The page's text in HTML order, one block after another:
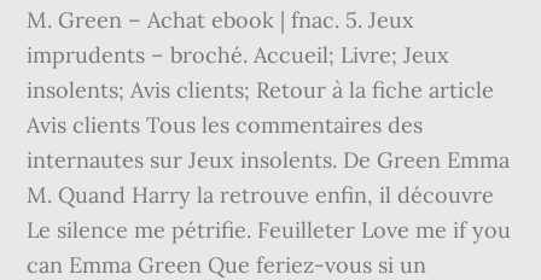
M. Green – Achat ebook | fnac. 5. Jeux
imprudents – broché. Accueil; Livre; Jeux
insolents; Avis clients; Retour à la fiche article
Avis clients Tous les commentaires des
internautes sur Jeux insolents. De Green Emma
M. Quand Harry la retrouve enfin, il découvre
Le silence me pétrifie. Feuilleter Love me if you
can Emma Green Que feriez-vous si un